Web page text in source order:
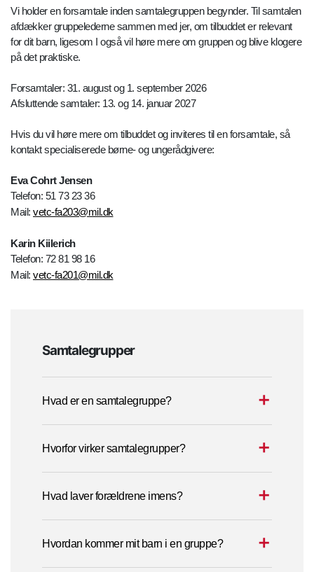
Vi holder en forsamtale inden samtalegruppen begynder. Til samtalen
afdækker gruppelederne sammen med jer, om tilbuddet er relevant
for dit barn, ligesom I også vil høre mere om gruppen og blive klogere
på det praktiske.
Forsamtaler: 31. august og 1. september 2026
Afsluttende samtaler: 13. og 14. januar 2027
Hvis du vil høre mere om tilbuddet og inviteres til en forsamtale, så
kontakt specialiserede børne- og ungerådgivere:
Eva Cohrt Jensen
Telefon: 51 73 23 36
Mail: vetc-fa203@mil.dk
Karin Kiilerich
Telefon: 72 81 98 16
Mail: vetc-fa201@mil.dk
Samtalegrupper
Hvad er en samtalegruppe?
Hvorfor virker samtalegrupper?
Hvad laver forældrene imens?
Hvordan kommer mit barn i en gruppe?